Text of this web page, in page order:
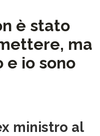
è stato
ma
e io sono
ministro al